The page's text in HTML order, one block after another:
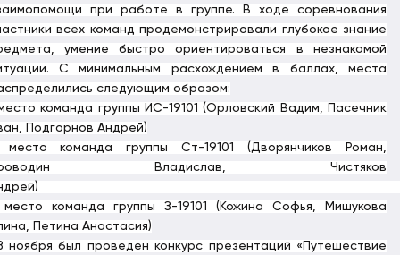
при работе в группе. В ходе соревнования
всех команд продемонстрировали глубокое знание
умение быстро ориентироваться в незнакомой
С минимальным расхождением в баллах, места
следующим образом:
команда группы ИС-19101 (Орловский Вадим, Пасечник
Подгорнов Андрей)
команда группы Ст-19101 (Дворянчиков Роман,
Владислав, Чистяков
команда группы З-19101 (Кожина Софья, Мишукова
Петина Анастасия)
ноября был проведен конкурс презентаций «Путешествие